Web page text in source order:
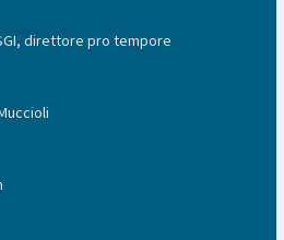
direttore pro tempore